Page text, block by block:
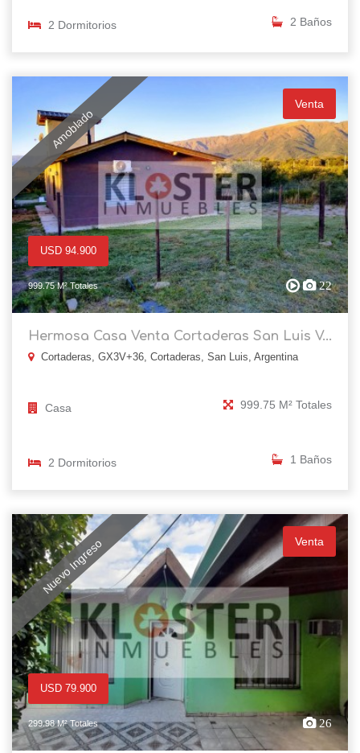
2 Dormitorios 2 Baños
Amoblado
Venta
USD 94.900
999.75 M² Totales 22
Hermosa Casa Venta Cortaderas San Luis V...
Cortaderas, GX3V+36, Cortaderas, San Luis, Argentina
Casa 999.75 M² Totales
2 Dormitorios 1 Baños
Nuevo Ingreso Venta
USD 79.900
299.98 M² Totales 26